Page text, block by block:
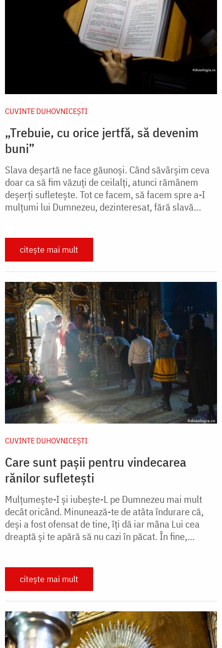
CUVINTE DUHOVNICEȘTI
„Trebuie, cu orice jertfă, să devenim
buni”
Slava deșartă ne face găunoși. Când săvârșim ceva
doar ca să fim văzuți de ceilalți, atunci rămânem
deșerți sufletește. Tot ce facem, să facem spre a-I
mulțumi lui Dumnezeu, dezinteresat, fără slavă...
citește mai mult
CUVINTE DUHOVNICEȘTI
Care sunt pașii pentru vindecarea
rănilor sufletești
Mulțumește-I și iubește-L pe Dumnezeu mai mult
decât oricând. Minunează-te de atâta îndurare că,
deși a fost ofensat de tine, îți dă iar mâna Lui cea
dreaptă şi te apără să nu cazi în păcat. În fine,...
citește mai mult